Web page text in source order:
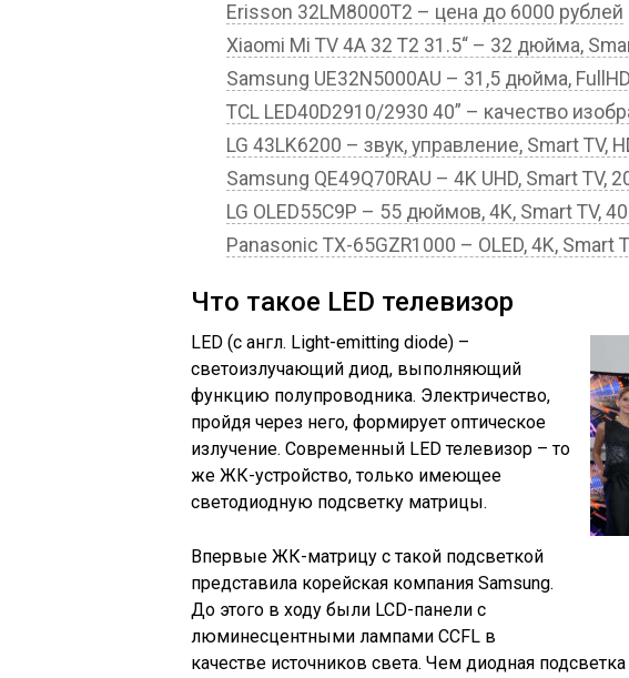
Erisson 32LM8000T2 – цена до 6000 рублей
Xiaomi Mi TV 4A 32 T2 31.5“ – 32 дюйма,
Samsung UE32N5000AU – 31,5 дюйма,
TCL LED40D2910/2930 40” – качество
LG 43LK6200 – звук, управление, Smart TV,
Samsung QE49Q70RAU – 4K UHD, Smart TV,
LG OLED55C9P – 55 дюймов, 4K, Smart TV,
Panasonic TX-65GZR1000 – OLED, 4K, Smart
Что такое LED телевизор
LED (с англ. Light-emitting diode) –
светоизлучающий диод, выполняющий
функцию полупроводника. Электричество,
пройдя через него, формирует оптическое
излучение. Современный LED телевизор – то
же ЖК-устройство, только имеющее
светодиодную подсветку матрицы.
Впервые ЖК-матрицу с такой подсветкой
представила корейская компания Samsung.
До этого в ходу были LCD-панели с
люминесцентными лампами CCFL в
качестве источников света. Чем диодная